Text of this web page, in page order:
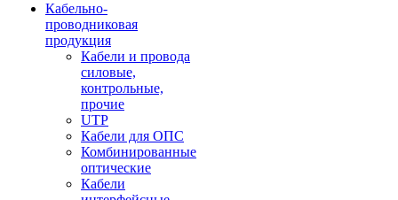
Кабельно-
проводниковая
продукция
Кабели и провода
силовые,
контрольные,
прочие
UTP
Кабели для ОПС
Комбинированные
оптические
Кабели